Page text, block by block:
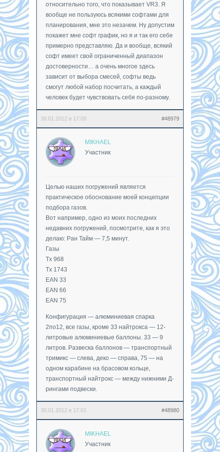
относительно того, что показывает VR3. Я
вообще не пользуюсь всякими софтами для
планирования, мне это незачем. Ну допустим
покажет мне софт график, но я и так его себе
примерно представляю. Да и вообще, всякий
софт имеет свой ограниченный диапазон
достоверности… а очень многое здесь
зависит от выбора смесей, софты ведь
смогут любой набор посчитать, а каждый
человек будет чувствовать себя по-разному.
30.01.2012 в 17:00 #48979
MIKHAEL
Участник
Целью наших погружений является
практическое обоснование моей концепции
подбора газов.
Вот например, одно из моих последних
недавних погружений, посмотрите, как я это
делаю: Ран Тайм — 7,5 минут.
Газы
Tx 968
Tx 1743
EAN 33
EAN 66
EAN 75
Конфигурация — алюминиевая спарка
2по12, все газы, кроме 33 найтрокса — 12-
литровые алюминиевые баллоны. 33 — 9
литров. Развеска баллонов — транспортный
тримикс — слева, деко — справа, 75 — на
одном карабине на брасовом кольце,
транспортный найтрокс — между нижними Д-
рингами подвески.
30.01.2012 в 17:01 #48980
MIKHAEL
Участник